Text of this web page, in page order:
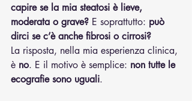
capire se la mia steatosi è lieve,
moderata o grave? E soprattutto: può
dirci se c’è anche fibrosi o cirrosi?
La risposta, nella mia esperienza clinica,
è no. E il motivo è semplice: non tutte le
ecografie sono uguali.